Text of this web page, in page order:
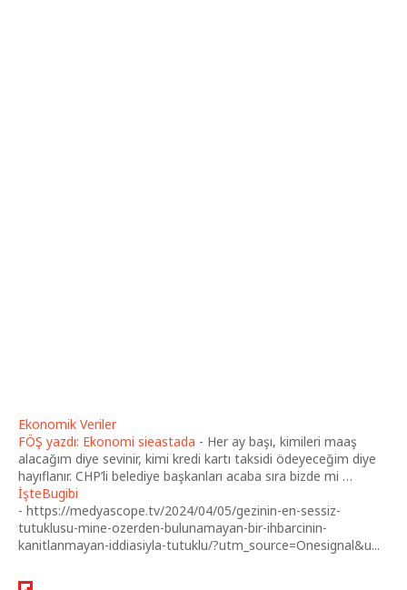
Ekonomik Veriler
FÖŞ yazdı: Ekonomi sieastada - Her ay başı, kimileri maaş
alacağım diye sevinir, kimi kredi kartı taksidi ödeyeceğim diye
hayıflanır. CHP’li belediye başkanları acaba sıra bizde mi …
İşteBugibi
- https://medyascope.tv/2024/04/05/gezinin-en-sessiz-
tutuklusu-mine-ozerden-bulunamayan-bir-ihbarcinin-
kanitlanmayan-iddiasiyla-tutuklu/?utm_source=Onesignal&u...